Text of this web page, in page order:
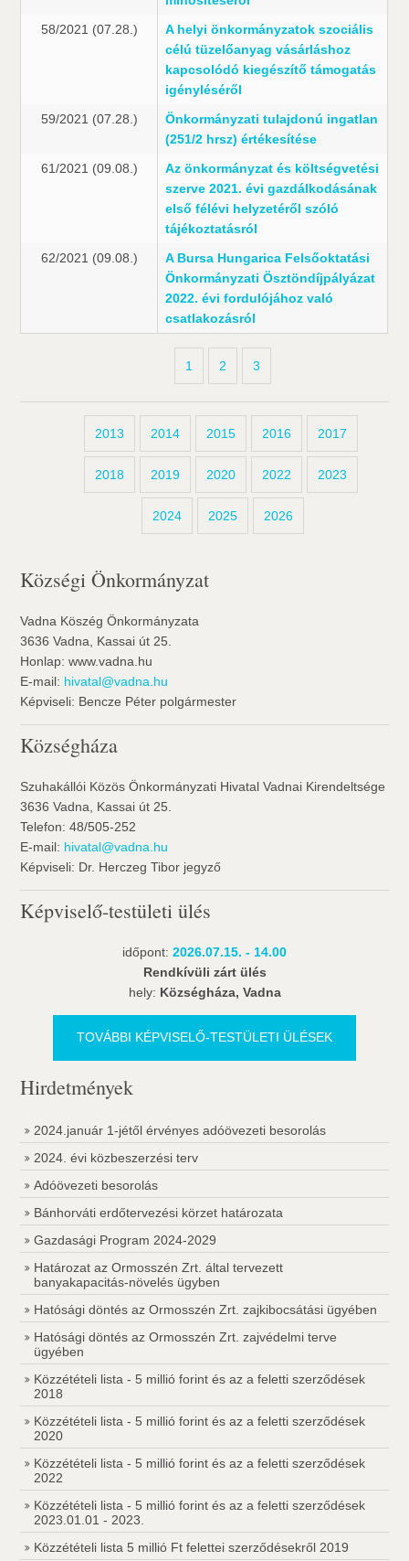
58/2021 (07.28.)
A helyi önkormányzatok szociális
célú tüzelőanyag vásárláshoz
kapcsolódó kiegészítő támogatás
igényléséről
59/2021 (07.28.)
Önkormányzati tulajdonú ingatlan
(251/2 hrsz) értékesítése
61/2021 (09.08.)
Az önkormányzat és költségvetési
szerve 2021. évi gazdálkodásának
első félévi helyzetéről szóló
tájékoztatásról
62/2021 (09.08.)
A Bursa Hungarica Felsőoktatási
Önkormányzati Ösztöndíjpályázat
2022. évi fordulójához való
csatlakozásról
1 2 3
2013 2014 2015 2016 2017
2018 2019 2020 2022 2023
2024 2025 2026
Községi Önkormányzat
Vadna Köszég Önkormányzata
3636 Vadna, Kassai út 25.
Honlap: www.vadna.hu
E-mail: hivatal@vadna.hu
Képviseli: Bencze Péter polgármester
Községháza
Szuhakállói Közös Önkormányzati Hivatal Vadnai Kirendeltsége
3636 Vadna, Kassai út 25.
Telefon: 48/505-252
E-mail: hivatal@vadna.hu
Képviseli: Dr. Herczeg Tibor jegyző
Képviselő-testületi ülés
időpont: 2026.07.15. - 14.00
Rendkívüli zárt ülés
hely: Községháza, Vadna
TOVÁBBI KÉPVISELŐ-TESTÜLETI ÜLÉSEK
Hirdetmények
2024.január 1-jétől érvényes adóövezeti besorolás
2024. évi közbeszerzési terv
Adóövezeti besorolás
Bánhorváti erdőtervezési körzet határozata
Gazdasági Program 2024-2029
Határozat az Ormosszén Zrt. által tervezett
banyakapacitás-növelés ügyben
Hatósági döntés az Ormosszén Zrt. zajkibocsátási ügyében
Hatósági döntés az Ormosszén Zrt. zajvédelmi terve
ügyében
Közzétételi lista - 5 millió forint és az a feletti szerződések
2018
Közzétételi lista - 5 millió forint és az a feletti szerződések
2020
Közzétételi lista - 5 millió forint és az a feletti szerződések
2022
Közzétételi lista - 5 millió forint és az a feletti szerződések
2023.01.01 - 2023.
Közzétételi lista 5 millió Ft felettei szerződésekről 2019